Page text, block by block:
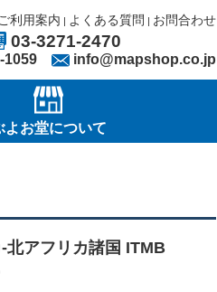
ご利用案内 | よくある質問 | お問合わせ
03-3271-2470
1059 info@mapshop.co.jp
よお堂について
北アフリカ諸国 ITMB